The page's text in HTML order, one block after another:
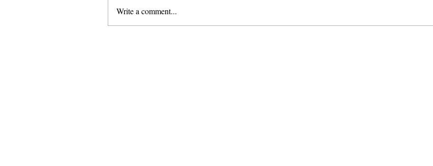
Write a comment...